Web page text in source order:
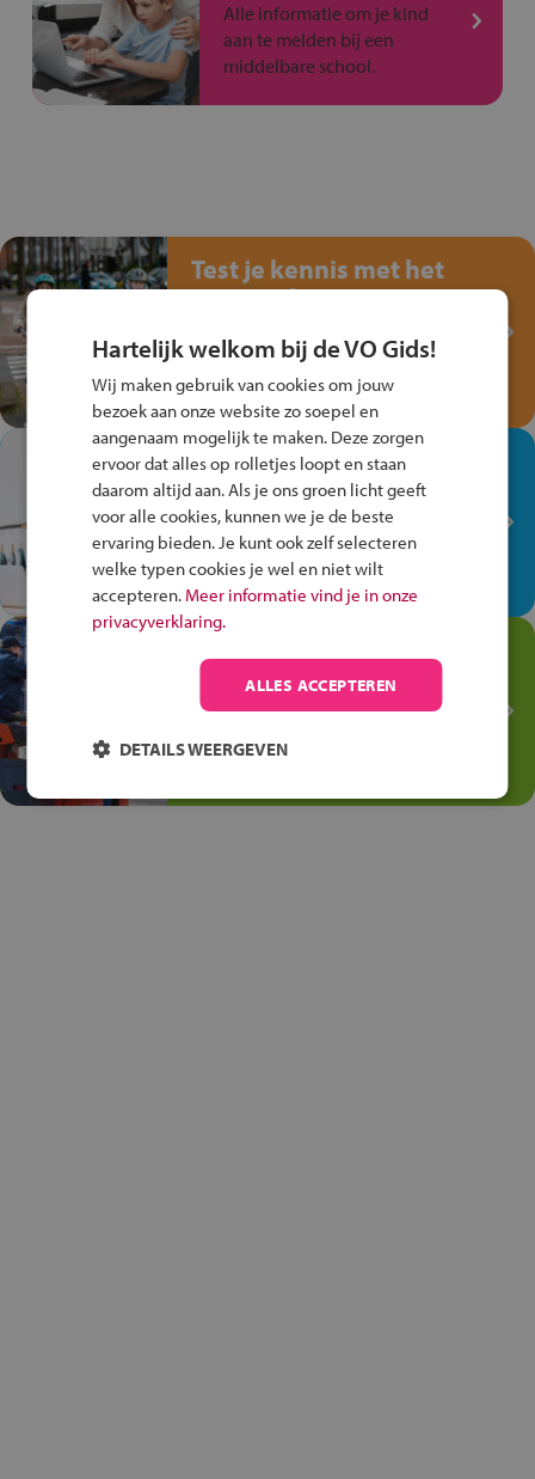
Alle informatie om je kind
aan te melden bij een
middelbare school.
Test je kennis met het
Fiets Veilig
Speel het Fiets Veilig Verkeersspel
en win een Cortina-fiets!
In de winkel ben je op je
plek!
Ontdek via het vmbo jouw talent
op de winkelvloer, waar elke dag
anders is!
Transport en Logistiek
Kies voor vmbo Transport en
logistiek: daar kun je mee
Hartelijk welkom bij de VO Gids!
Wij maken gebruik van cookies om jouw
bezoek aan onze website zo soepel en
aangenaam mogelijk te maken. Deze zorgen
ervoor dat alles op rolletjes loopt en staan
daarom altijd aan. Als je ons groen licht geeft
voor alle cookies, kunnen we je de beste
ervaring bieden. Je kunt ook zelf selecteren
welke typen cookies je wel en niet wilt
accepteren. Meer informatie vind je in onze
privacyverklaring.
ALLES ACCEPTEREN
DETAILS WEERGEVEN